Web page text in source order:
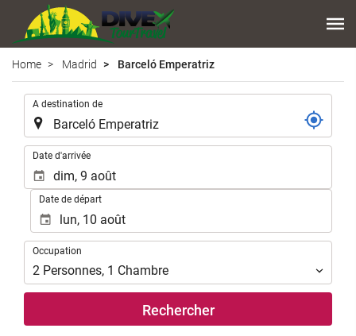
Home Madrid Barceló Emperatriz
A destination de
Date d'arrivée
Date de départ
Occupation
Occupation
2 Personnes, 1 Chambre
Rechercher